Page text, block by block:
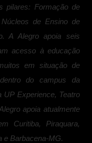
pilares: Formação de
de Ensino de
A Alegro apoia seis
acesso à educação
em situação de
do campus da
UP Experience, Teatro
apoia atualmente
Curitiba, Piraquara,
e Barbacena-MG.